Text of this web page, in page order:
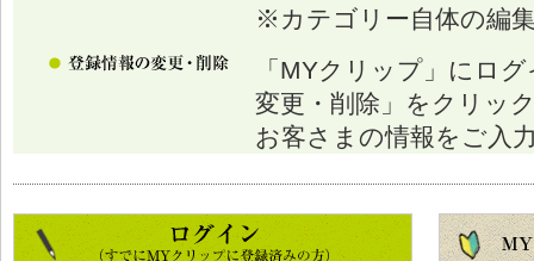
※カテゴリー自体の編
「MYクリップ」にロ
変更・削除」をクリッ
お客さまの情報をご入